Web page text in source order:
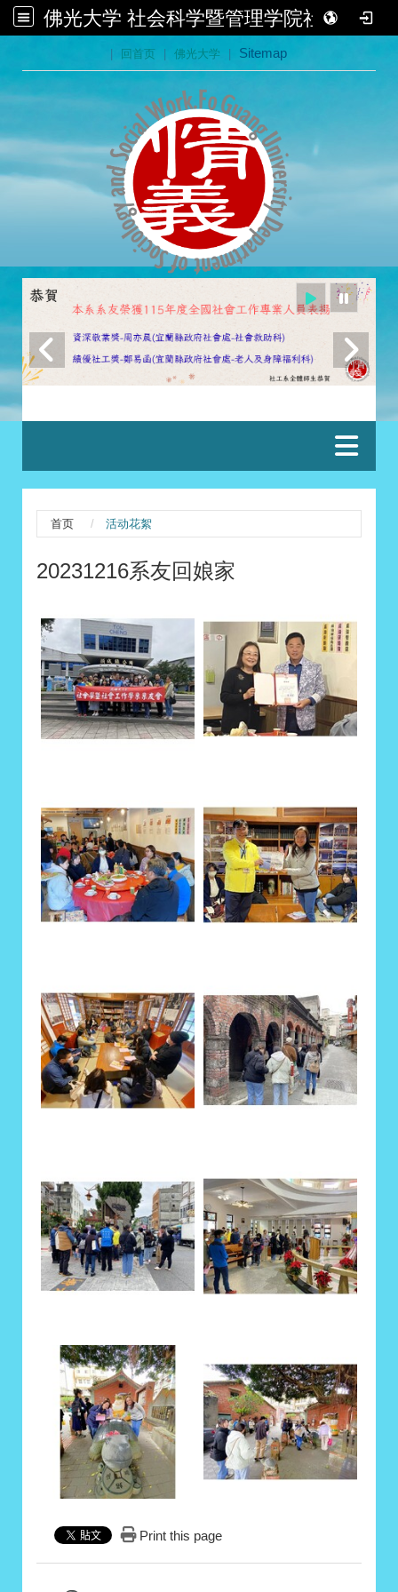
佛光大学 社会科学暨管理学院社会学系
| 回首页 | 佛光大学 | Sitemap
首页 活动花絮
20231216系友回娘家
Print this page